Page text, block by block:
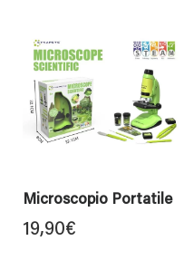
Microscopio Portatile
19,90€